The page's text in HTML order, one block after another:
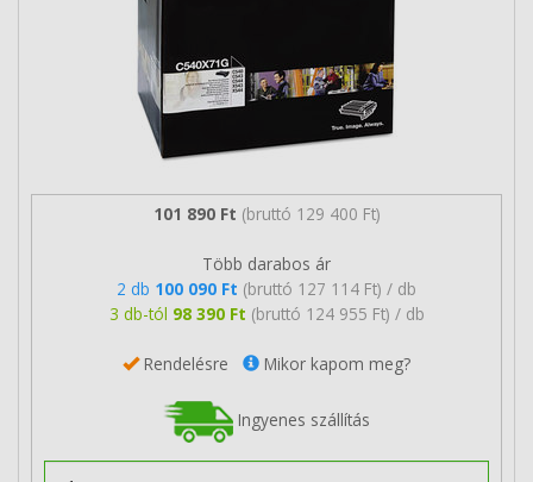
101 890 Ft (bruttó 129 400 Ft)
Több darabos ár
2 db 100 090 Ft (bruttó 127 114 Ft) / db
3 db-tól 98 390 Ft (bruttó 124 955 Ft) / db
Rendelésre Mikor kapom meg?
Ingyenes szállítás